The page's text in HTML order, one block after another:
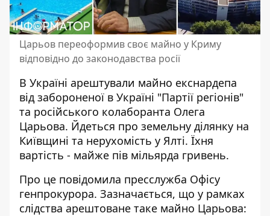
Царьов переоформив своє майно у Криму
відповідно до законодавства росії
В Україні арештували майно екснардепа
від забороненої в Україні "Партії регіонів"
та російського колаборанта Олега
Царьова. Йдеться про земельну ділянку на
Київщині та нерухомість у Ялті. Їхня
вартість - майже пів мільярда гривень.
Про це повідомила пресслужба Офісу
генпрокурора. Зазначається, що у рамках
слідства арештоване таке майно Царьова: